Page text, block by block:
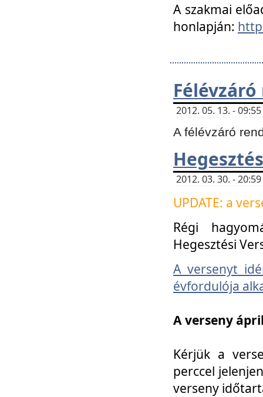
A szakmai
honlapján:
2012. 05. 13. -
A félévzáró
2012. 03. 30. -
UPDATE: a
Régi
Hegesztési
A versenyt
évfordulója
A verseny
Kérjük a
perccel
verseny